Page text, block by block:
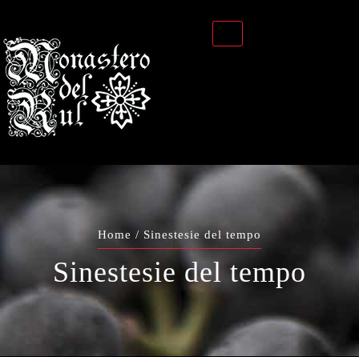
Home / Sinestesie del tempo
Sinestesie del tempo